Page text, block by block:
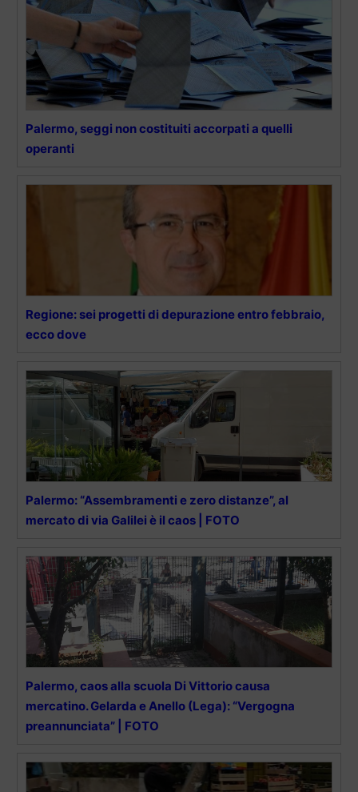
Palermo, seggi non costituiti accorpati a quelli
operanti
Regione: sei progetti di depurazione entro febbraio,
ecco dove
Palermo: “Assembramenti e zero distanze”, al
mercato di via Galilei è il caos | FOTO
Palermo, caos alla scuola Di Vittorio causa
mercatino. Gelarda e Anello (Lega): “Vergogna
preannunciata” | FOTO